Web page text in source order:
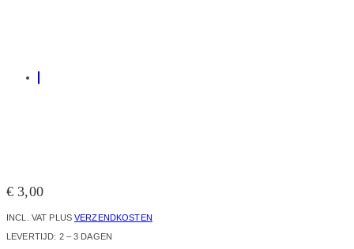
€ 3,00
INCL. VAT PLUSVERZENDKOSTEN
LEVERTIJD: 2 – 3 DAGEN